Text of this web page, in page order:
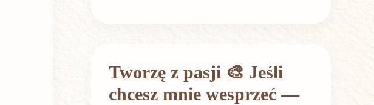
Tworzę z pasji 🎨 Jeśli
chcesz mnie wesprzeć —